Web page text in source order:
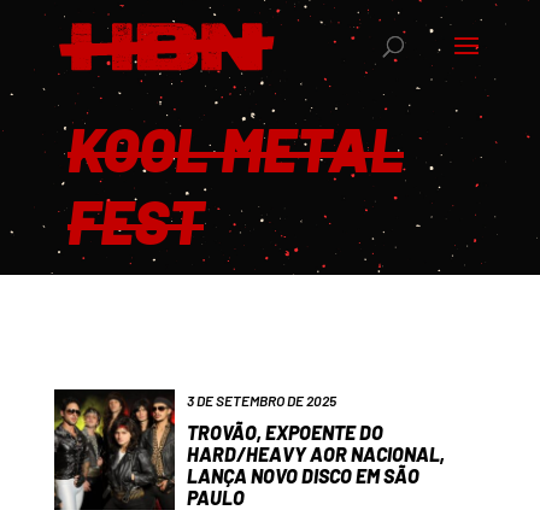
KOOL METAL
FEST
3 DE SETEMBRO DE 2025
TROVÃO, EXPOENTE DO
HARD/HEAVY AOR NACIONAL,
LANÇA NOVO DISCO EM SÃO
PAULO